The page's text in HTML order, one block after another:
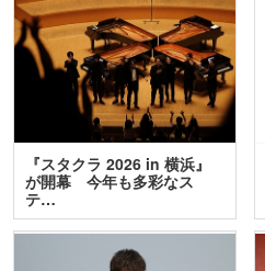
『スタクラ 2026 in 横浜』
が開幕 今年も多彩なス
テ…